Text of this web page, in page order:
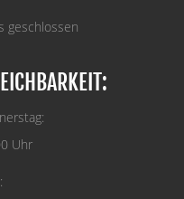
geschlossen
Uhr